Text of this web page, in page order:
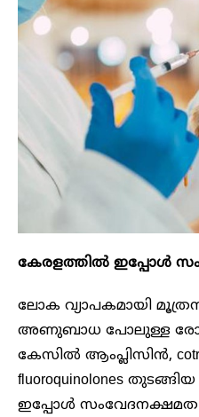
കേരളത്തിൽ ഇപ്പോൾ
ലോക വ്യാപകമായി
അണുബാധ പോലുള്ള
കേസിൽ ആംപ്ലിസിൻ,
fluoroquinolones
ഇപ്പോൾ സംവേദനക്ഷമത